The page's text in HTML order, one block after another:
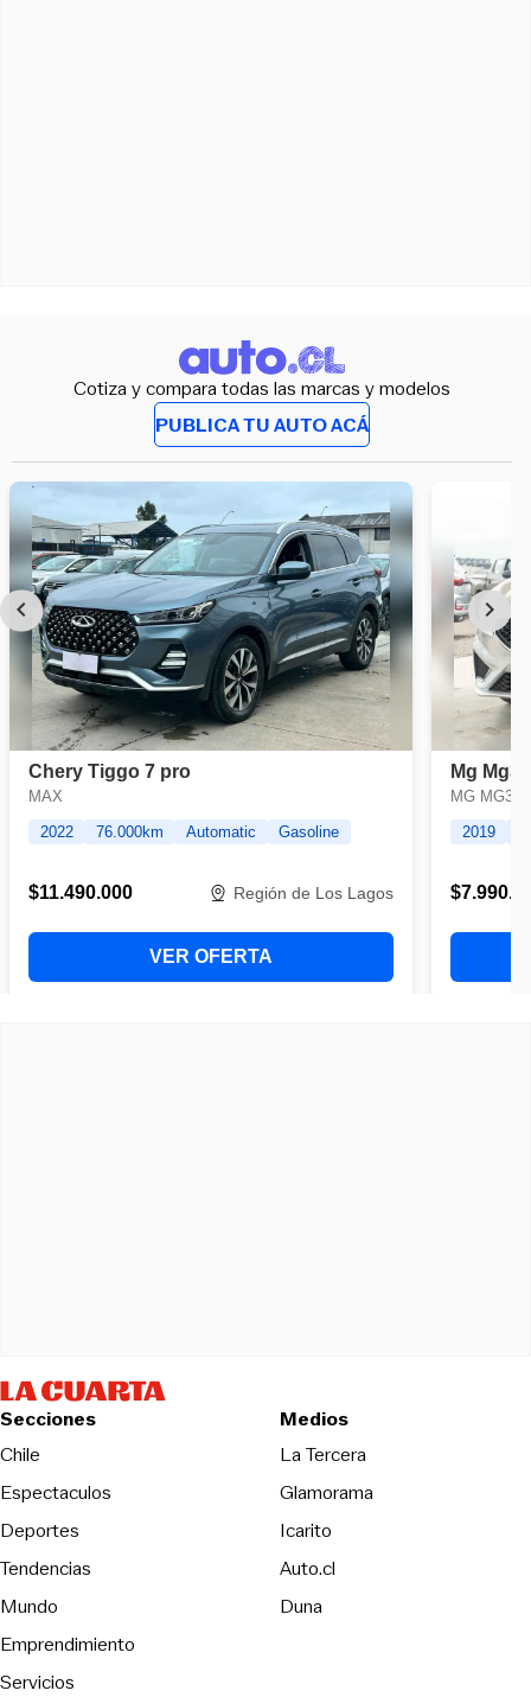
Cotiza y compara todas las marcas y modelos
PUBLICA TU AUTO ACÁ
Secciones
Chile
Espectaculos
Deportes
Tendencias
Mundo
Emprendimiento
Servicios
Medios
La TerceraOpens in new
Glamorama
Icarito
Auto.cl
DunaOpens in new window